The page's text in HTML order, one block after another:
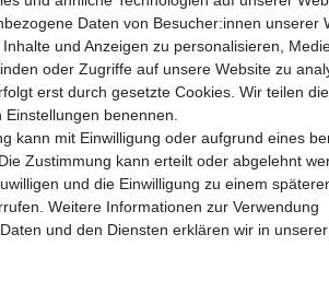
Daten von Besucher:innen unserer
und Anzeigen zu personalisieren,
oder Zugriffe auf unsere Website zu
erst durch gesetzte Cookies. Wir teilen
benennen.
kann mit Einwilligung oder aufgrund eines
Zustimmung kann erteilt oder abgelehnt
und die Einwilligung zu einem
Weitere Informationen zur Verwendung
und den Diensten erklären wir in